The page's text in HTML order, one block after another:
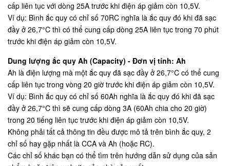
cấp liên tục với dòng 25A trước khi điện áp giảm còn 10,5V.
Ví dụ: Bình ắc quy có chỉ số 70RC nghĩa là ắc quy đó khi đã sạc
đầy ở 26,7°C thì có thể cung cấp dòng 25A liên tục trong 70 phút
trước khi điện áp giảm còn 10,5V.
Dung lượng ắc quy Ah (Capacity) - Đơn vị tính: Ah
Ah là điện lượng mà một ắc quy đã sạc đầy ở 26,7°C có thể cung
cấp liên tục trong vòng 20 giờ trước khi điện áp giảm còn 10,5V.
Ví dụ: Bình ắc quy có chỉ số 60Ah nghĩa là ắc quy đó khi đã sạc
đầy ở 26,7°C thì sẽ cung cấp dòng 3A (60Ah chia cho 20 giờ)
trong 20 tiếng liên tục trước khi điện áp giảm còn 10,5V.
Không phải tất cả thông tin đều được mô tả trên bình ắc quy, 2
chỉ số hay gặp nhất là CCA và Ah (hoặc RC).
Các chỉ số khác bạn có thể tìm trên hướng dẫn sử dụng của sản